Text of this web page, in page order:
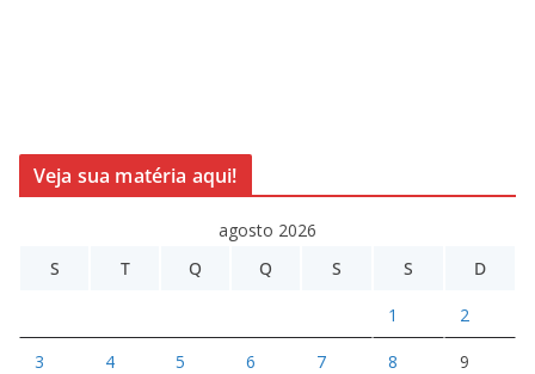
Veja sua matéria aqui!
agosto 2026
S
T Q Q S S D
1 2
3 4 5 6 7 8 9